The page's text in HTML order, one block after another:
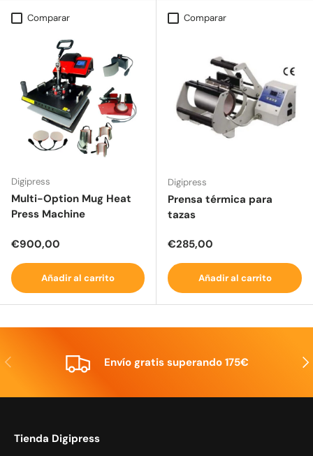
Comparar
Digipress
Multi-Option Mug Heat
Press Machine
Precio normal
€900,00
Añadir al carrito
Comparar
Digipress
Prensa térmica para
tazas
Precio normal
€285,00
Añadir al carrito
Anterior Envío gratis superando 175€
Tienda Digipress